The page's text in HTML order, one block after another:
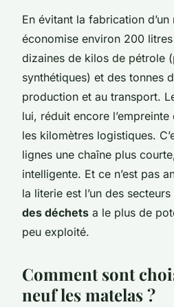
En évitant la fabrication
économise environ 200 litres
dizaines de kilos de pétrole
synthétiques) et des tonnes
production et au transport.
lui, réduit encore
les kilomètres logistiques.
lignes une chaîne plus
intelligente. Et ce n’est pas
la literie est l’un des secteurs
des déchets a le plus de
peu exploité.
Comment sont
neuf les matelas ?